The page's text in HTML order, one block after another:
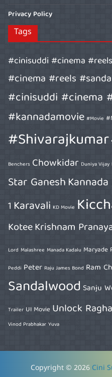
Privacy Policy
Tags
#cinisuddi #cinema
#cinema #reels
#cinisuddi #cinema
#kannadamovie #Movie
#Shivarajkumar
Benchers Chowkidar Duniya Vijay
Star Ganesh
1 Karavali KD Movie
KoteeKrishnam
Lord Malashree Manada Kadalu Maryade
Peddi Peter Raju James Bond Ram
Sandalwood Sanju
Trailer UI Movie Unlock
Vinod Prabhakar Yuva
Copyright © 2026 Cini